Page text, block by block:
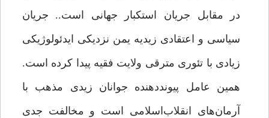
در مقابل جریان استکبار جهانی است.. جریان
سیاسی و اعتقادی زیدیه یمن نزدیکی ایدئولوژیکی
زیادی با تئوری مترقی ولایت فقیه پیدا کرده است.
همین عامل پیونددهنده جوانان زیدی مذهب با
آرمان‌های انقلاب‌اسلامی است و مخالفت جدی